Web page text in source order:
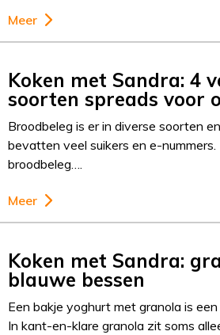
Meer
Koken met Sandra: 4
soorten spreads voor
Broodbeleg is er in diverse soorten
bevatten veel suikers en e-
broodbeleg….
Meer
Koken met Sandra:
blauwe bessen
Een bakje yoghurt met granola is
In kant-en-klare granola zit soms